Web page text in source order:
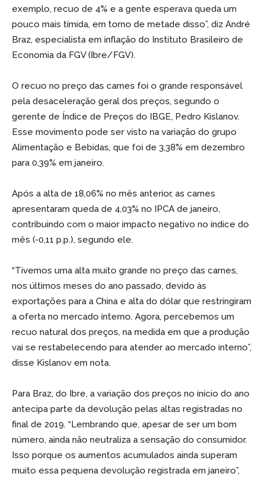
exemplo, recuo de 4% e a gente esperava queda um
pouco mais tímida, em torno de metade disso”, diz André
Braz, especialista em inflação do Instituto Brasileiro de
Economia da FGV (Ibre/FGV).
O recuo no preço das carnes foi o grande responsável
pela desaceleração geral dos preços, segundo o
gerente de Índice de Preços do IBGE, Pedro Kislanov.
Esse movimento pode ser visto na variação do grupo
Alimentação e Bebidas, que foi de 3,38% em dezembro
para 0,39% em janeiro.
Após a alta de 18,06% no mês anterior, as carnes
apresentaram queda de 4,03% no IPCA de janeiro,
contribuindo com o maior impacto negativo no índice do
mês (-0,11 p.p.), segundo ele.
“Tivemos uma alta muito grande no preço das carnes,
nos últimos meses do ano passado, devido às
exportações para a China e alta do dólar que restringiram
a oferta no mercado interno. Agora, percebemos um
recuo natural dos preços, na medida em que a produção
vai se restabelecendo para atender ao mercado interno”,
disse Kislanov em nota.
Para Braz, do Ibre, a variação dos preços no início do ano
antecipa parte da devolução pelas altas registradas no
final de 2019. “Lembrando que, apesar de ser um bom
número, ainda não neutraliza a sensação do consumidor.
Isso porque os aumentos acumulados ainda superam
muito essa pequena devolução registrada em janeiro”,